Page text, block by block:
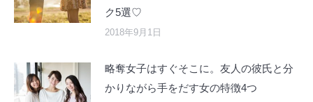
ク5選♡
2018年9月1日
略奪女子はすぐそこに。友人の彼氏と分
かりながら手をだす女の特徴4つ